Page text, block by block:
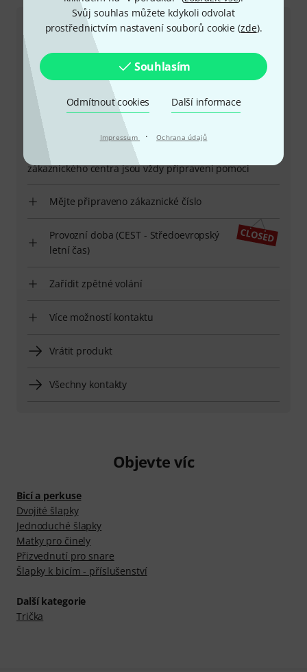
Svůj souhlas můžete kdykoli odvolat
prostřednictvím nastavení souborů cookie (zde).
Souhlasím
Odmítnout cookies Další informace
Impressum · Ochrana údajů
Zákaznický servis - Česko
+49-9546-9223-649
Máte-li jakýkoli dotaz nebo problém, kolegové ze
zákaznického centra jsou vždy připraveni pomoci
Mějte připraveno zákaznické číslo
Provozní doba (CEST - Středoevropský
letní čas)
Zařídit zpětné volání
Více možností kontaktu
Vrátit produkt
Všechny kontakty
Objevte víc
Bicí a perkuse
Dvojité šlapky
Jednoduché šlapky
Matky pro činely
Přizvednutí pro snare
Šlapky k bicím - příslušenství
Další kategorie
Trička